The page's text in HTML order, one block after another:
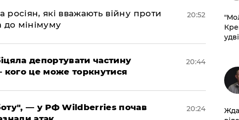
росіян, які вважають війну проти
до мінімуму
20:52
депортувати частину
кого це може торкнутися
20:44
— у РФ Wildberries почав
20:24